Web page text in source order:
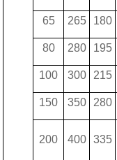
65 265 180
80 280 195
100 300 215
150 350 280
200 400 335